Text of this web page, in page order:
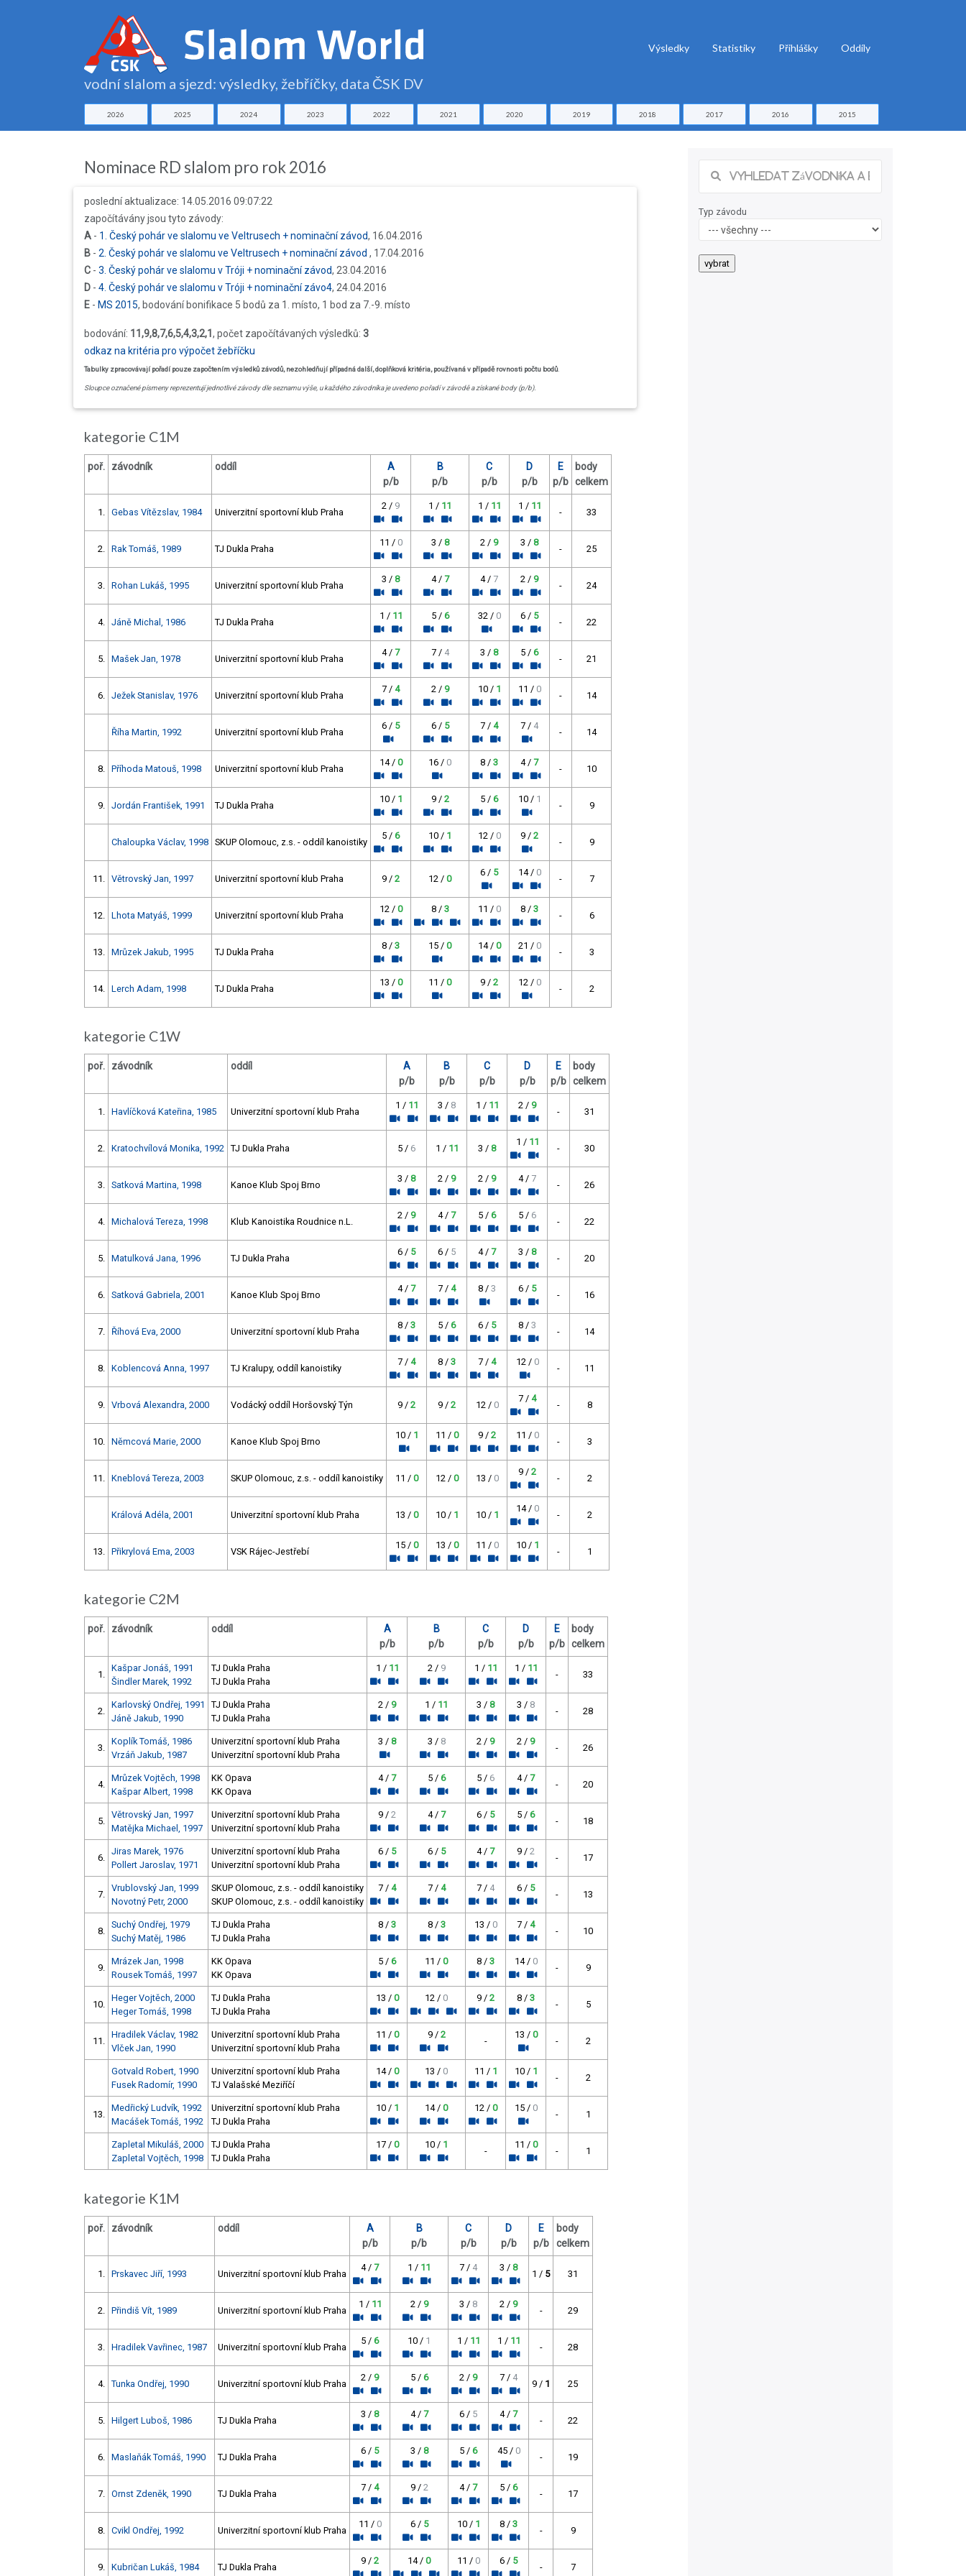
vodní slalom a sjezd: výsledky, žebříčky, data ČSK DV
Výsledky Statistiky Přihlášky Oddíly
2026 2025 2024 2023 2022 2021 2020 2019 2018 2017 2016 2015
Nominace RD slalom pro rok 2016
poslední aktualizace: 14.05.2016 09:07:22
započítávány jsou tyto závody:
A - 1. Český pohár ve slalomu ve Veltrusech + nominační závod, 16.04.2016
B - 2. Český pohár ve slalomu ve Veltrusech + nominační závod , 17.04.2016
C - 3. Český pohár ve slalomu v Tróji + nominační závod, 23.04.2016
D - 4. Český pohár ve slalomu v Tróji + nominační závo4, 24.04.2016
E - MS 2015, bodování bonifikace 5 bodů za 1. místo, 1 bod za 7.-9. místo
bodování: 11,9,8,7,6,5,4,3,2,1 , počet započítávaných výsledků: 3
odkaz na kritéria pro výpočet žebříčku
Tabulky zpracovávají pořadí pouze započtením výsledků závodů, nezohledňují případná další, doplňková kritéria, používaná v případě rovnosti počtu bodů.
Sloupce označené písmeny reprezentují jednotlivé závody dle seznamu výše, u každého závodníka je uvedeno pořadí v závodě a získané body (p/b).
kategorie C1M
poř. závodník oddíl
A
p/b
B
p/b
C
p/b
D
p/b
E
p/b
body
celkem
1. Gebas Vítězslav, 1984 Univerzitní sportovní klub Praha
2 / 9 1 / 11 1 / 11 1 / 11
- 33
2. Rak Tomáš, 1989 TJ Dukla Praha
11 / 0 3 / 8 2 / 9 3 / 8
- 25
3. Rohan Lukáš, 1995 Univerzitní sportovní klub Praha
3 / 8 4 / 7 4 / 7 2 / 9
- 24
4. Jáně Michal, 1986 TJ Dukla Praha
1 / 11 5 / 6 32 / 0 6 / 5
- 22
5. Mašek Jan, 1978 Univerzitní sportovní klub Praha
4 / 7 7 / 4 3 / 8 5 / 6
- 21
6. Ježek Stanislav, 1976 Univerzitní sportovní klub Praha
7 / 4 2 / 9 10 / 1 11 / 0
- 14
Říha Martin, 1992 Univerzitní sportovní klub Praha
6 / 5 6 / 5 7 / 4 7 / 4
- 14
8. Příhoda Matouš, 1998 Univerzitní sportovní klub Praha
14 / 0 16 / 0 8 / 3 4 / 7
- 10
9. Jordán František, 1991 TJ Dukla Praha
10 / 1 9 / 2 5 / 6 10 / 1
- 9
Chaloupka Václav, 1998 SKUP Olomouc, z.s. - oddíl kanoistiky
5 / 6 10 / 1 12 / 0 9 / 2
- 9
11. Větrovský Jan, 1997 Univerzitní sportovní klub Praha 9 / 2 12 / 0
6 / 5 14 / 0
- 7
12. Lhota Matyáš, 1999 Univerzitní sportovní klub Praha
12 / 0 8 / 3 11 / 0 8 / 3
- 6
13. Mrůzek Jakub, 1995 TJ Dukla Praha
8 / 3 15 / 0 14 / 0 21 / 0
- 3
14. Lerch Adam, 1998 TJ Dukla Praha
13 / 0 11 / 0 9 / 2 12 / 0
- 2
kategorie C1W
poř. závodník oddíl
A
p/b
B
p/b
C
p/b
D
p/b
E
p/b
body
celkem
1. Havlíčková Kateřina, 1985 Univerzitní sportovní klub Praha
1 / 11 3 / 8 1 / 11 2 / 9
- 31
2. Kratochvílová Monika, 1992 TJ Dukla Praha 5 / 6 1 / 11 3 / 8
1 / 11
- 30
3. Satková Martina, 1998 Kanoe Klub Spoj Brno
3 / 8 2 / 9 2 / 9 4 / 7
- 26
4. Michalová Tereza, 1998 Klub Kanoistika Roudnice n.L.
2 / 9 4 / 7 5 / 6 5 / 6
- 22
5. Matulková Jana, 1996 TJ Dukla Praha
6 / 5 6 / 5 4 / 7 3 / 8
- 20
6. Satková Gabriela, 2001 Kanoe Klub Spoj Brno
4 / 7 7 / 4 8 / 3 6 / 5
- 16
7. Říhová Eva, 2000 Univerzitní sportovní klub Praha
8 / 3 5 / 6 6 / 5 8 / 3
- 14
8. Koblencová Anna, 1997 TJ Kralupy, oddíl kanoistiky
7 / 4 8 / 3 7 / 4 12 / 0
- 11
9. Vrbová Alexandra, 2000 Vodácký oddíl Horšovský Týn 9 / 2 9 / 2 12 / 0
7 / 4
- 8
10. Němcová Marie, 2000 Kanoe Klub Spoj Brno
10 / 1 11 / 0 9 / 2 11 / 0
- 3
11. Kneblová Tereza, 2003 SKUP Olomouc, z.s. - oddíl kanoistiky 11 / 0 12 / 0 13 / 0
9 / 2
- 2
Králová Adéla, 2001 Univerzitní sportovní klub Praha 13 / 0 10 / 1 10 / 1
14 / 0
- 2
13. Přikrylová Ema, 2003 VSK Rájec-Jestřebí
15 / 0 13 / 0 11 / 0 10 / 1
- 1
kategorie C2M
poř. závodník oddíl
A
p/b
B
p/b
C
p/b
D
p/b
E
p/b
body
celkem
1.
Kašpar Jonáš, 1991
Šindler Marek, 1992
TJ Dukla Praha
TJ Dukla Praha
1 / 11 2 / 9 1 / 11 1 / 11
- 33
2.
Karlovský Ondřej, 1991
Jáně Jakub, 1990
TJ Dukla Praha
TJ Dukla Praha
2 / 9 1 / 11 3 / 8 3 / 8
- 28
3.
Koplík Tomáš, 1986
Vrzáň Jakub, 1987
Univerzitní sportovní klub Praha
Univerzitní sportovní klub Praha
3 / 8 3 / 8 2 / 9 2 / 9
- 26
4.
Mrůzek Vojtěch, 1998
Kašpar Albert, 1998
KK Opava
KK Opava
4 / 7 5 / 6 5 / 6 4 / 7
- 20
5.
Větrovský Jan, 1997
Matějka Michael, 1997
Univerzitní sportovní klub Praha
Univerzitní sportovní klub Praha
9 / 2 4 / 7 6 / 5 5 / 6
- 18
6.
Jiras Marek, 1976
Pollert Jaroslav, 1971
Univerzitní sportovní klub Praha
Univerzitní sportovní klub Praha
6 / 5 6 / 5 4 / 7 9 / 2
- 17
7.
Vrublovský Jan, 1999
Novotný Petr, 2000
SKUP Olomouc, z.s. - oddíl kanoistiky
SKUP Olomouc, z.s. - oddíl kanoistiky
7 / 4 7 / 4 7 / 4 6 / 5
- 13
8.
Suchý Ondřej, 1979
Suchý Matěj, 1986
TJ Dukla Praha
TJ Dukla Praha
8 / 3 8 / 3 13 / 0 7 / 4
- 10
9.
Mrázek Jan, 1998
Rousek Tomáš, 1997
KK Opava
KK Opava
5 / 6 11 / 0 8 / 3 14 / 0
- 9
10.
Heger Vojtěch, 2000
Heger Tomáš, 1998
TJ Dukla Praha
TJ Dukla Praha
13 / 0 12 / 0 9 / 2 8 / 3
- 5
11.
Hradilek Václav, 1982
Vlček Jan, 1990
Univerzitní sportovní klub Praha
Univerzitní sportovní klub Praha
11 / 0 9 / 2
-
13 / 0
- 2
Gotvald Robert, 1990
Fusek Radomír, 1990
Univerzitní sportovní klub Praha
TJ Valašské Meziříčí
14 / 0 13 / 0 11 / 1 10 / 1
- 2
13.
Medřický Ludvík, 1992
Macášek Tomáš, 1992
Univerzitní sportovní klub Praha
TJ Dukla Praha
10 / 1 14 / 0 12 / 0 15 / 0
- 1
Zapletal Mikuláš, 2000
Zapletal Vojtěch, 1998
TJ Dukla Praha
TJ Dukla Praha
17 / 0 10 / 1
-
11 / 0
- 1
kategorie K1M
poř. závodník oddíl
A
p/b
B
p/b
C
p/b
D
p/b
E
p/b
body
celkem
1. Prskavec Jiří, 1993 Univerzitní sportovní klub Praha
4 / 7 1 / 11 7 / 4 3 / 8
1 / 5 31
2. Přindiš Vít, 1989 Univerzitní sportovní klub Praha
1 / 11 2 / 9 3 / 8 2 / 9
- 29
3. Hradilek Vavřinec, 1987 Univerzitní sportovní klub Praha
5 / 6 10 / 1 1 / 11 1 / 11
- 28
4. Tunka Ondřej, 1990 Univerzitní sportovní klub Praha
2 / 9 5 / 6 2 / 9 7 / 4
9 / 1 25
5. Hilgert Luboš, 1986 TJ Dukla Praha
3 / 8 4 / 7 6 / 5 4 / 7
- 22
6. Maslaňák Tomáš, 1990 TJ Dukla Praha
6 / 5 3 / 8 5 / 6 45 / 0
- 19
7. Ornst Zdeněk, 1990 TJ Dukla Praha
7 / 4 9 / 2 4 / 7 5 / 6
- 17
8. Cvikl Ondřej, 1992 Univerzitní sportovní klub Praha
11 / 0 6 / 5 10 / 1 8 / 3
- 9
9. Kubričan Lukáš, 1984 TJ Dukla Praha
9 / 2 14 / 0 11 / 0 6 / 5
- 7
Typ závodu